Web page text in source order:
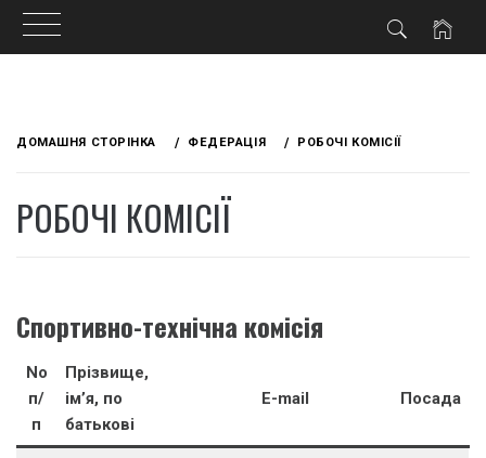
ДОМАШНЯ СТОРІНКА ФЕДЕРАЦІЯ РОБОЧІ КОМІСІЇ
РОБОЧІ КОМІСІЇ
Спортивно-технічна комісія
No
п/
п
Прізвище,
ім’я, по
батькові
E-mail Посада